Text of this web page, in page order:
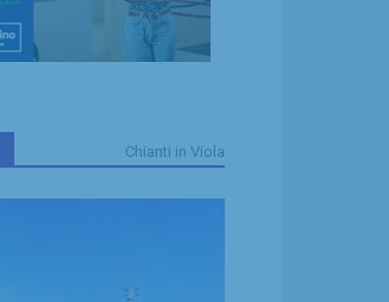
Chianti in Viola